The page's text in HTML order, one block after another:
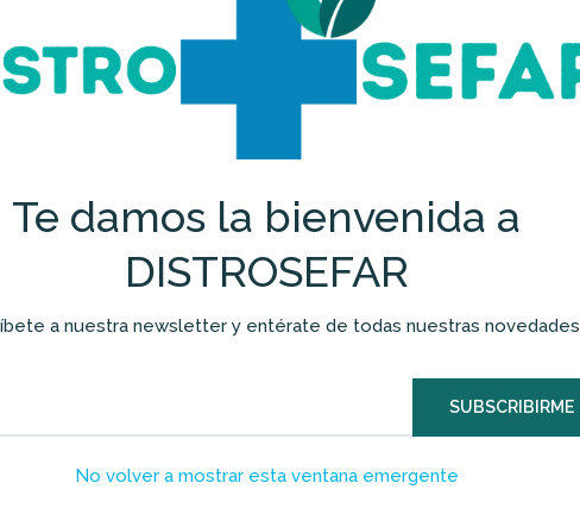
Te damos la bienvenida a
DISTROSEFAR
a nuestra newsletter y entérate de todas nuestras novedades
SUBSCRIBIRME
No volver a mostrar esta ventana emergente